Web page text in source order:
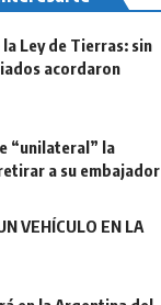
Ley de Tierras: sin
acordaron
“unilateral” la
a su embajador
VEHÍCULO EN LA